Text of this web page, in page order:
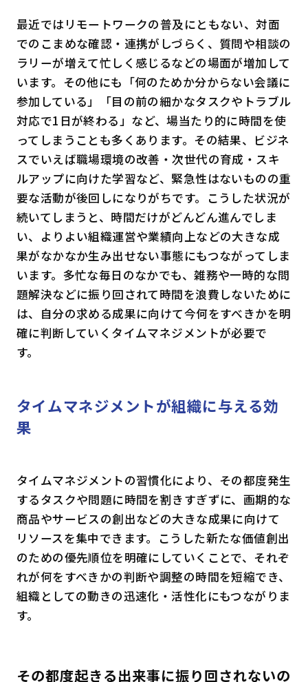
最近ではリモートワークの普及にともない、対面
でのこまめな確認・連携がしづらく、質問や相談の
ラリーが増えて忙しく感じるなどの場面が増加して
います。その他にも「何のためか分からない会議に
参加している」「目の前の細かなタスクやトラブル
対応で1日が終わる」など、場当たり的に時間を使
ってしまうことも多くあります。その結果、ビジネ
スでいえば職場環境の改善・次世代の育成・スキ
ルアップに向けた学習など、緊急性はないものの重
要な活動が後回しになりがちです。こうした状況が
続いてしまうと、時間だけがどんどん進んでしま
い、よりよい組織運営や業績向上などの大きな成
果がなかなか生み出せない事態にもつながってしま
います。多忙な毎日のなかでも、雑務や一時的な問
題解決などに振り回されて時間を浪費しないために
は、自分の求める成果に向けて今何をすべきかを明
確に判断していくタイムマネジメントが必要で
す。
タイムマネジメントが組織に与える効
果
タイムマネジメントの習慣化により、その都度発生
するタスクや問題に時間を割きすぎずに、画期的な
商品やサービスの創出などの大きな成果に向けて
リソースを集中できます。こうした新たな価値創出
のための優先順位を明確にしていくことで、それぞ
れが何をすべきかの判断や調整の時間を短縮でき、
組織としての動きの迅速化・活性化にもつながりま
す。
その都度起きる出来事に振り回されないの